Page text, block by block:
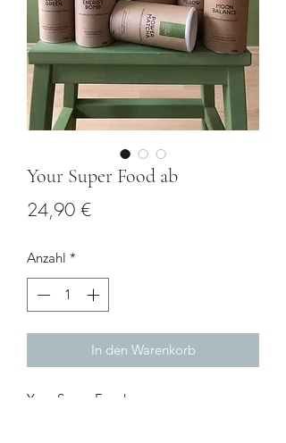
Your Super Food ab
24,90 €Preis
Anzahl *
In den Warenkorb
Your Super Food